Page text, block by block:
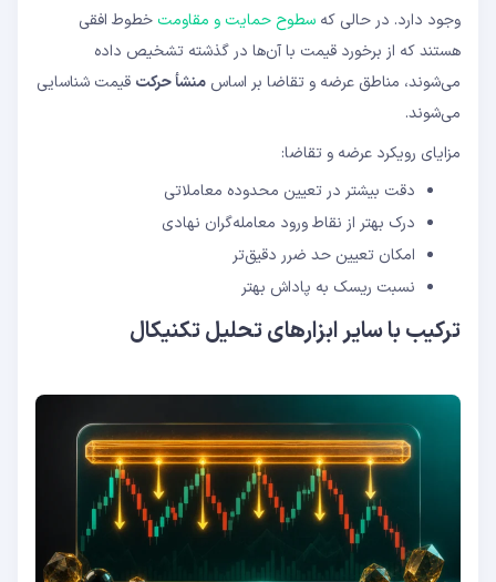
وجود دارد. در حالی که سطوح حمایت و مقاومت خطوط افقی
هستند که از برخورد قیمت با آن‌ها در گذشته تشخیص داده
می‌شوند، مناطق عرضه و تقاضا بر اساس منشأ حرکت قیمت شناسایی
می‌شوند.
مزایای رویکرد عرضه و تقاضا:
دقت بیشتر در تعیین محدوده معاملاتی
درک بهتر از نقاط ورود معامله‌گران نهادی
امکان تعیین حد ضرر دقیق‌تر
نسبت ریسک به پاداش بهتر
ترکیب با سایر ابزارهای تحلیل تکنیکال